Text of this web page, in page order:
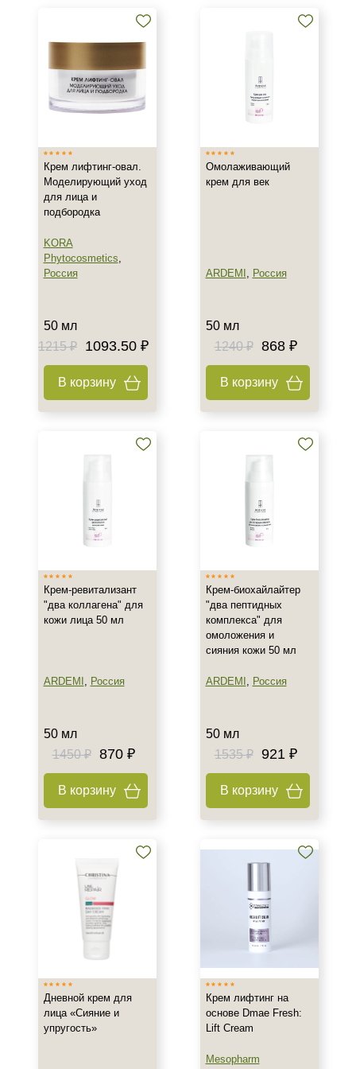
Возрастные изменения
Воспаление
Применение
Под макияж
После пилинга
Результат
Гладкость
Область применения
Веки
Показать еще
Ингредиенты
Азелаиновая кислота
Время применения
Вечер
Всесезонный
Для женщин
Карбокситерапия
Уход
Крем лифтинг-овал.
Моделирующий уход
для лица и
подбородка
KORA
Phytocosmetics,
Россия
50 мл
1215 ₽
1093.50 ₽
В корзину
Омолаживающий
крем для век
ARDEMI , Россия
50 мл
1240 ₽
868 ₽
В корзину
Крем-ревитализант
"два коллагена" для
кожи лица 50 мл
ARDEMI , Россия
50 мл
1450 ₽
870 ₽
В корзину
Крем-биохайлайтер
"два пептидных
комплекса" для
омоложения и
сияния кожи 50 мл
ARDEMI , Россия
50 мл
1535 ₽
921 ₽
В корзину
Дневной крем для
лица «Сияние и
упругость»
Крем лифтинг на
основе Dmae Fresh:
Lift Cream
Mesopharm